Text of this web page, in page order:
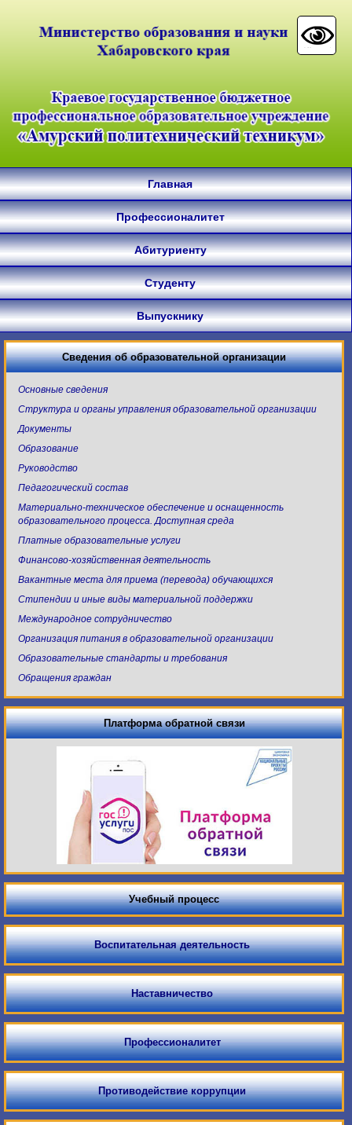
Главная
Профессионалитет
Абитуриенту
Студенту
Выпускнику
Сведения об образовательной организации
Основные сведения
Структура и органы управления образовательной организации
Документы
Образование
Руководство
Педагогический состав
Материально-техническое обеспечение и оснащенность
образовательного процесса. Доступная среда
Платные образовательные услуги
Финансово-хозяйственная деятельность
Вакантные места для приема (перевода) обучающихся
Стипендии и иные виды материальной поддержки
Международное сотрудничество
Организация питания в образовательной организации
Образовательные стандарты и требования
Обращения граждан
Платформа обратной связи
Учебный процесс
Воспитательная деятельность
Наставничество
Профессионалитет
Противодействие коррупции